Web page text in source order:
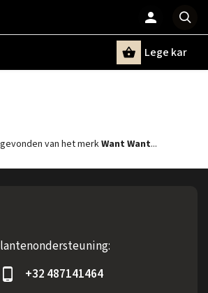
Lege kar
van het merkWant Want...
+32 487141464